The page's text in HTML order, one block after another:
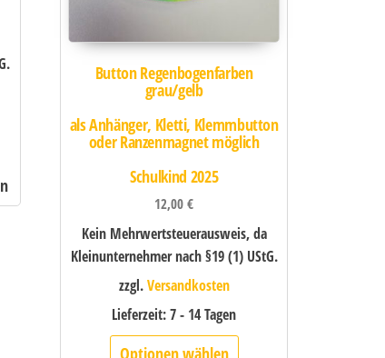
Button Regenbogenfarben
grau/gelb
als Anhänger, Kletti, Klemmbutton
oder Ranzenmagnet möglich
Schulkind 2025
12,00€
Kein Mehrwertsteuerausweis, da
Kleinunternehmer nach §19 (1) UStG.
zzgl.Versandkosten
Lieferzeit:7 - 14 Tagen
Optionen wählen